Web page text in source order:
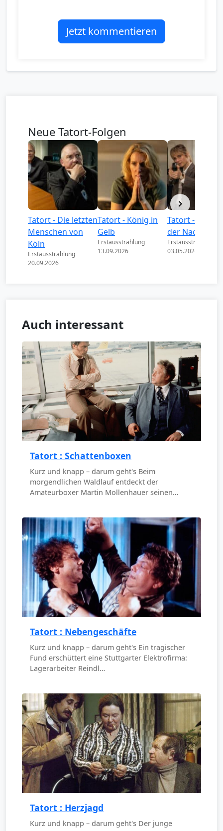
Jetzt kommentieren
Neue Tatort-Folgen
Tatort - Die letzten
Menschen von
Köln
Erstausstrahlung
20.09.2026
Tatort - König in
Gelb
Erstausstrahlung
13.09.2026
Tatort - Könige
der Nacht
Erstausstrahlung
03.05.2026
Auch interessant
Tatort : Schattenboxen
Kurz und knapp – darum geht's Beim
morgendlichen Waldlauf entdeckt der
Amateurboxer Martin Mollenhauer seinen…
Tatort : Nebengeschäfte
Kurz und knapp – darum geht's Ein tragischer
Fund erschüttert eine Stuttgarter Elektrofirma:
Lagerarbeiter Reindl…
Tatort : Herzjagd
Kurz und knapp – darum geht's Der junge